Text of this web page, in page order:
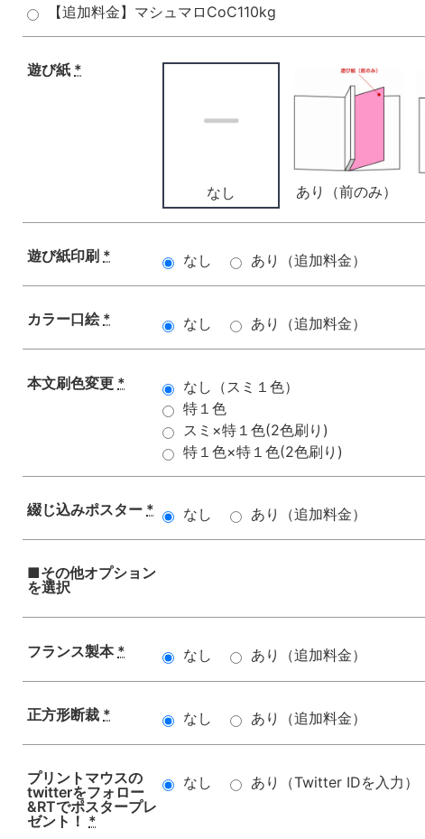
【追加料金】マシュマロCoC110kg
遊び紙 *
なし あり（前のみ）
遊び紙印刷 * なし あり（追加料金）
カラー口絵 * なし あり（追加料金）
本文刷色変更 *
なし（スミ１色）
特１色
スミ×特１色(2色刷り)
特１色×特１色(2色刷り)
綴じ込みポスター * なし あり（追加料金）
■その他オプション
を選択
フランス製本 * なし あり（追加料金）
正方形断裁 * なし あり（追加料金）
プリントマウスの
twitterをフォロー
&RTでポスタープレ
ゼント！ *
なし あり（Twitter IDを入力）